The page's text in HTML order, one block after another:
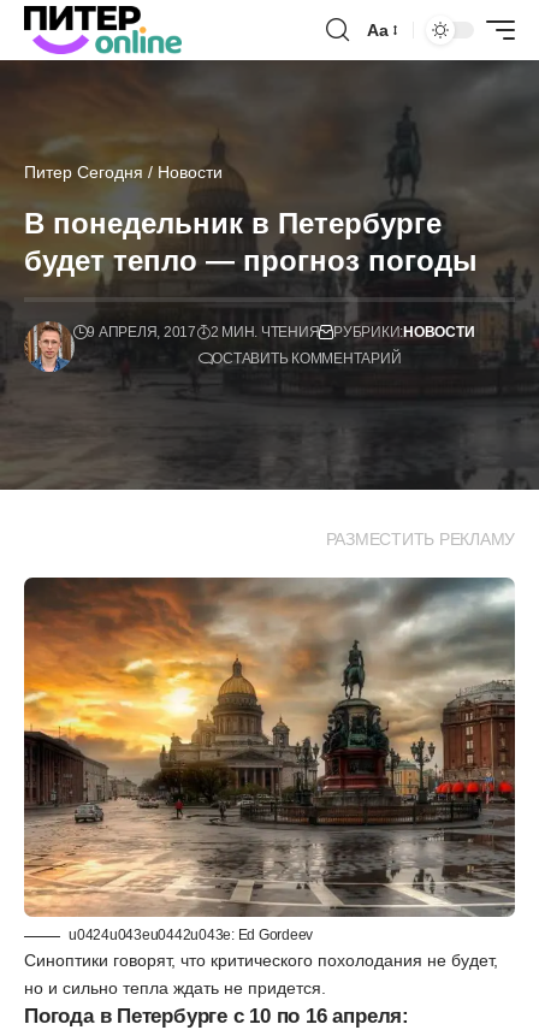
Аа
Питер Сегодня / Новости
В понедельник в Петербурге
будет тепло — прогноз погоды
9 АПРЕЛЯ, 2017 2 МИН. ЧТЕНИЯ РУБРИКИ:НОВОСТИ
ОСТАВИТЬ КОММЕНТАРИЙ
РАЗМЕСТИТЬ РЕКЛАМУ
u0424u043eu0442u043e: Ed Gordeev
Синоптики говорят, что критического похолодания не будет,
но и сильно тепла ждать не придется.
Погода в Петербурге с 10 по 16 апреля: